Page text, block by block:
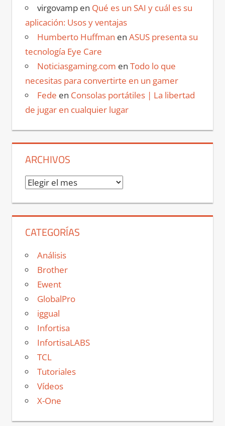
virgovampen Qué es un SAI y cuál es su
aplicación: Usos y ventajas
Humberto Huffman en ASUS presenta su
tecnología Eye Care
Noticiasgaming.com en Todo lo que
necesitas para convertirte en un gamer
Fede en Consolas portátiles | La libertad
de jugar en cualquier lugar
ARCHIVOS
Archivos
CATEGORÍAS
Análisis
Brother
Ewent
GlobalPro
iggual
Infortisa
InfortisaLABS
TCL
Tutoriales
Vídeos
X-One